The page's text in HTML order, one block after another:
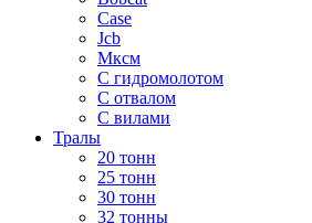
Case
Jcb
Мксм
С гидромолотом
С отвалом
С вилами
Тралы
20 тонн
25 тонн
30 тонн
32 тонны